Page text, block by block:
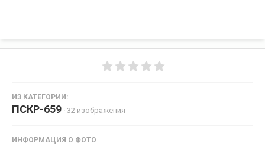
ИЗ КАТЕГОРИИ:
ПСКР-659 · 32 изображения
ИНФОРМАЦИЯ О ФОТО